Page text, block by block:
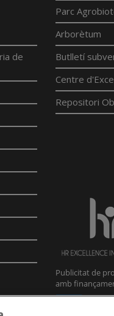
de
Parc
Arborètum
Butlletí
Centre
Repositori